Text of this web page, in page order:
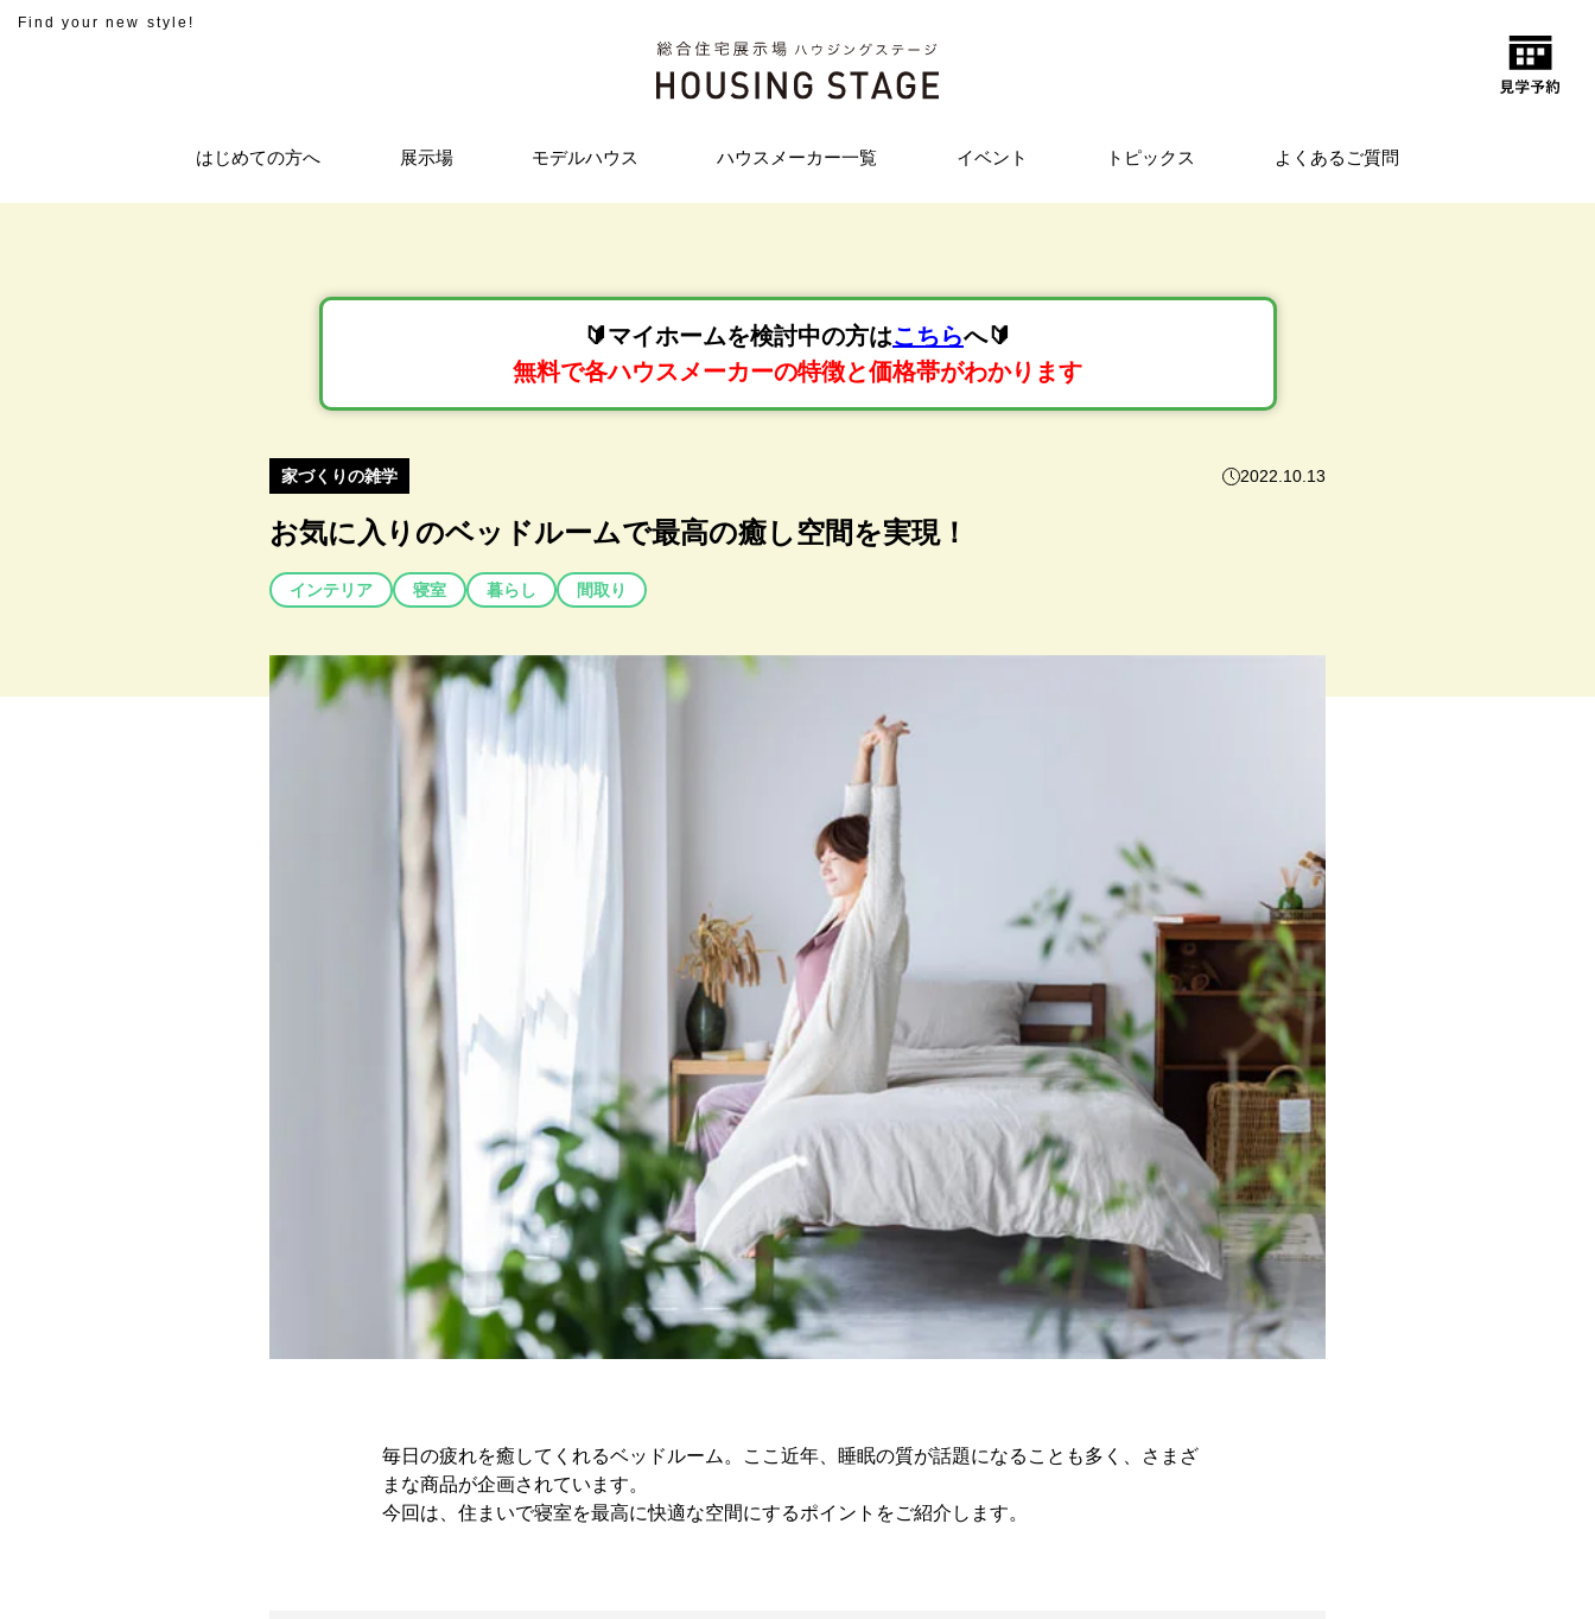
Find your new style!
はじめての方へ 展示場 モデルハウス ハウスメーカー一覧 イベント トピックス よくあるご質問
🔰マイホームを検討中の方はこちらへ🔰
無料で各ハウスメーカーの特徴と価格帯がわかります
家づくりの雑学 2022.10.13
お気に入りのベッドルームで最高の癒し空間を実現！
インテリア 寝室 暮らし 間取り
毎日の疲れを癒してくれるベッドルーム。ここ近年、睡眠の質が話題になることも多く、さまざ
まな商品が企画されています。
今回は、住まいで寝室を最高に快適な空間にするポイントをご紹介します。